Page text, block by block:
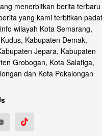
menerbitkan berita terbaru
yang kami terbitkan padat
wilayah Kota Semarang,
Kabupaten Demak,
Jepara, Kabupaten
Grobogan, Kota Salatiga,
dan Kota Pekalongan